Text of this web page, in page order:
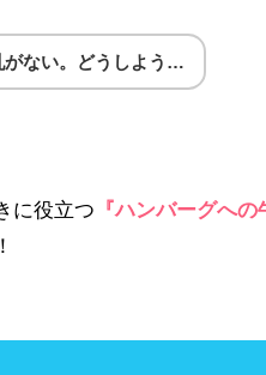
ない。どうしよう…
に役立つ 『ハンバーグへの